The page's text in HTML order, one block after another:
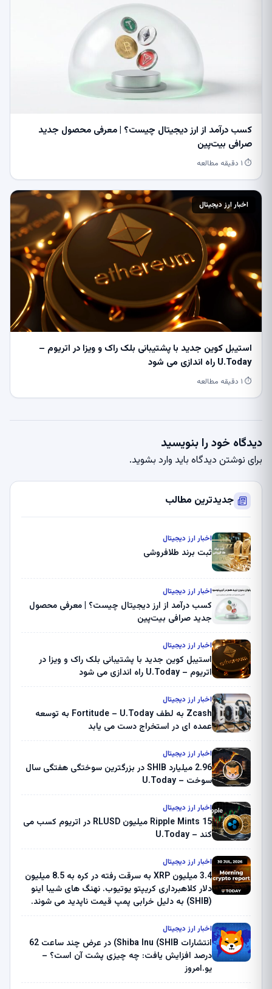
کسب درآمد از ارز دیجیتال چیست؟ | معرفی محصول جدید
صرافی بیت‌پین
⏱ ۱ دقیقه مطالعه
اخبار ارز دیجیتال
استیبل کوین جدید با پشتیبانی بلک راک و ویزا در اتریوم –
U.Today راه اندازی می شود
⏱ ۱ دقیقه مطالعه
دیدگاه خود را بنویسید
برای نوشتن دیدگاه باید وارد بشوید.
جدیدترین مطالب
اخبار ارز دیجیتال
ثبت برند طلافروشی
اخبار ارز دیجیتال
کسب درآمد از ارز دیجیتال چیست؟ | معرفی محصول
جدید صرافی بیت‌پین
اخبار ارز دیجیتال
استیبل کوین جدید با پشتیبانی بلک راک و ویزا در
اتریوم – U.Today راه اندازی می شود
اخبار ارز دیجیتال
Zcash به لطف Fortitude – U.Today به توسعه
عمده ای در استخراج دست می یابد
اخبار ارز دیجیتال
2.96 میلیارد SHIB در بزرگترین سوختگی هفتگی سال
سوخت – U.Today
اخبار ارز دیجیتال
Ripple Mints 15 میلیون RLUSD در اتریوم کسب می
کند – U.Today
اخبار ارز دیجیتال
3.4 میلیون XRP به سرقت رفته در کره به 8.5 میلیون
دلار کلاهبرداری کریپتو یوتیوب. نهنگ های شیبا اینو
(SHIB) به دلیل خرابی پمپ قیمت ناپدید می شوند.
ثبت کرد – گزارش کریپتو صبح – U.Today
اخبار ارز دیجیتال
انتشارات Shiba Inu (SHIB) در عرض چند ساعت 62
درصد افزایش یافت: چه چیزی پشت آن است؟ –
یو.امروز